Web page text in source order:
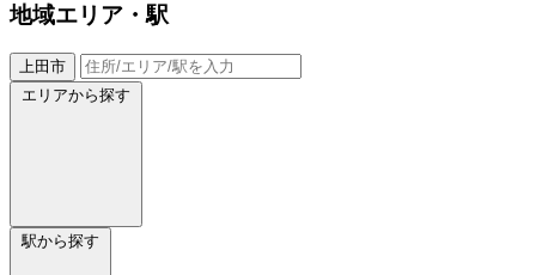
地域エリア・駅
上田市
エリアから探す
駅から探す